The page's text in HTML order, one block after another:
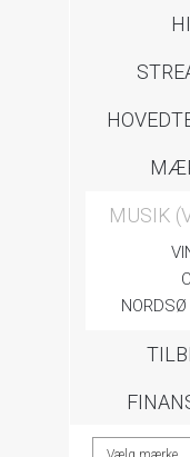
MUSIK
NORDSØ